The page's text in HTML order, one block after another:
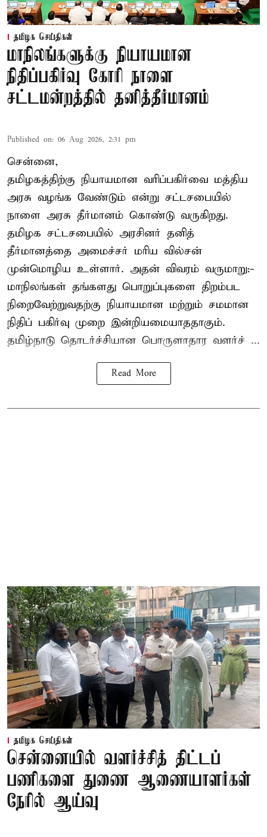
தமிழக செய்திகள்
மாநிலங்களுக்கு நியாயமான
நிதிப்பகிர்வு கோரி நாளை
சட்டமன்றத்தில் தனித்தீர்மானம்
Published on: 06 Aug 2026, 2:31 pm
சென்னை,
தமிழகத்திற்கு நியாயமான வரிப்பகிர்வை மத்திய
அரசு வழங்க வேண்டும் என்று சட்டசபையில்
நாளை அரசு தீர்மானம் கொண்டு வருகிறது.
தமிழக சட்டசபையில் அரசினர் தனித்
தீர்மானத்தை அமைச்சர் மரிய வில்சன்
முன்மொழிய உள்ளார். அதன் விவரம் வருமாறு:-
மாநிலங்கள் தங்களது பொறுப்புகளை திறம்பட
நிறைவேற்றுவதற்கு நியாயமான மற்றும் சமமான
நிதிப் பகிர்வு முறை இன்றியமையாததாகும்.
தமிழ்நாடு தொடர்ச்சியான பொருளாதார வளர்ச் ...
Read More
தமிழக செய்திகள்
சென்னையில் வளர்ச்சித் திட்டப்
பணிகளை துணை ஆணையாளர்கள்
நேரில் ஆய்வு